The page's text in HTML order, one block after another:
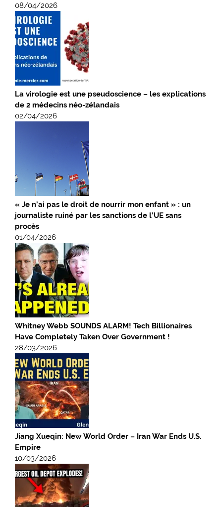
08/04/2026
La virologie est une pseudoscience – les explications
de 2 médecins néo-zélandais
02/04/2026
« Je n’ai pas le droit de nourrir mon enfant » : un
journaliste ruiné par les sanctions de l’UE sans
procès
01/04/2026
Whitney Webb SOUNDS ALARM! Tech Billionaires
Have Completely Taken Over Government !
28/03/2026
Jiang Xueqin: New World Order – Iran War Ends U.S.
Empire
10/03/2026